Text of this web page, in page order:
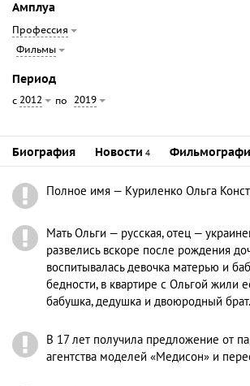
Амплуа
Профессия
Фильмы
Период
с 2012 по 2019
Биография Новости 4
Полное имя — Куриленко Ольга
Мать Ольги — русская, отец —
развелись вскоре после рождения
воспитывалась девочка матерью и
бедности, в квартире с Ольгой жили
бабушка, дедушка и двоюродный брат.
В 17 лет получила предложение от
агентства моделей «Медисон» и